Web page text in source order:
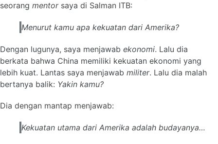
seorang mentorsaya di Salman ITB:
Menurut kamu apa kekuatan dari Amerika?
Dengan lugunya, saya menjawab ekonomi. Lalu dia
berkata bahwa China memiliki kekuatan ekonomi yang
lebih kuat. Lantas saya menjawab militer. Lalu dia malah
bertanya balik: Yakin kamu?
Dia dengan mantap menjawab:
Kekuatan utama dari Amerika adalah budayanya…